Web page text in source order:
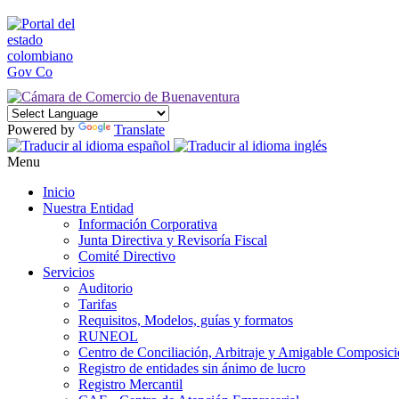
Powered by Translate
Menu
Inicio
Nuestra Entidad
Información Corporativa
Junta Directiva y Revisoría Fiscal
Comité Directivo
Servicios
Auditorio
Tarifas
Requisitos, Modelos, guías y formatos
RUNEOL
Centro de Conciliación, Arbitraje y Amigable
Registro de entidades sin ánimo de lucro
Registro Mercantil